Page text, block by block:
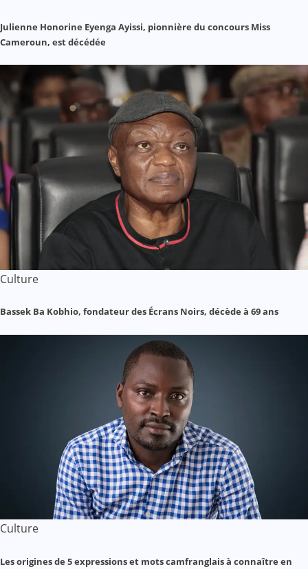
Julienne Honorine Eyenga Ayissi, pionnière du concours Miss
Cameroun, est décédée
Culture
Bassek Ba Kobhio, fondateur des Écrans Noirs, décède à 69 ans
Culture
Les origines de 5 expressions et mots camfranglais à connaître en